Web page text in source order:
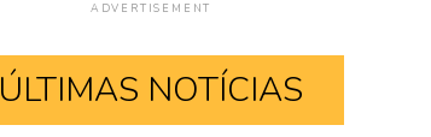
ADVERTISEMENT
ÚLTIMAS NOTÍCIAS